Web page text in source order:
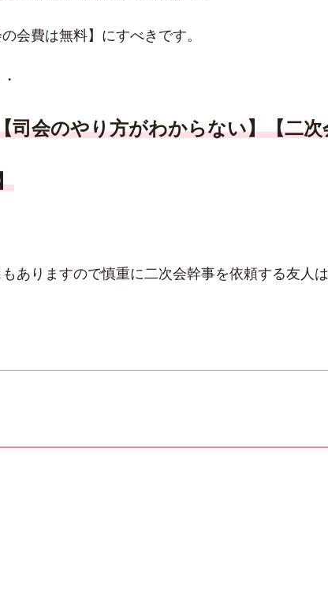
会費は無料】にすべきです。
司会のやり方がわからない】【二
ありますので慎重に二次会幹事を依頼する友人